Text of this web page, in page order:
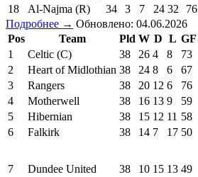
18
Al-Najma (R) 34 3 7 24 32 76
Подробнее → Обновлено: 04.06.2026
Pos
Team Pld W D L GF
1
Celtic (C) 38 26 4 8 73
2
Heart of Midlothian 38 24 8 6 67
3
Rangers 38 20 12 6 76
4
Motherwell 38 16 13 9 59
5
Hibernian 38 15 12 11 58
6
Falkirk 38 14 7 17 50
7 Dundee United 38 10 15 13 49